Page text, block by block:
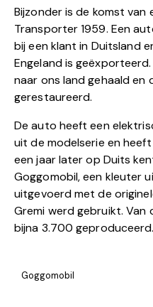
Bijzonder is de komst van
Transporter 1959. Een
bij een klant in Duitsland
Engeland is
naar ons land gehaald
gerestaureerd.
De auto heeft een
uit de modelserie en
een jaar later op Duits
Goggomobil, een kleuter
uitgevoerd met de
Gremi werd gebruikt.
bijna 3.700 geproduceerd.
Goggomobil